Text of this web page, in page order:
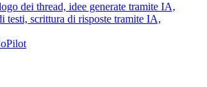
dei thread, idee generate tramite IA,
testi, scrittura di risposte tramite IA,